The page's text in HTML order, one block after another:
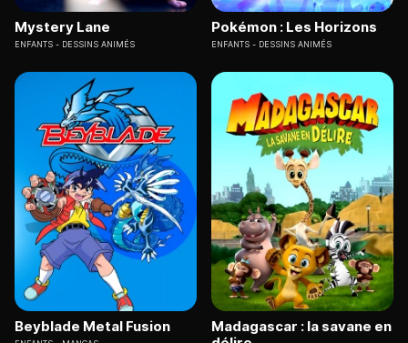
Mystery Lane
ENFANTS DESSINS ANIMÉS
Pokémon : Les Horizons
ENFANTS DESSINS ANIMÉS
Beyblade Metal Fusion
Madagascar : la savane en